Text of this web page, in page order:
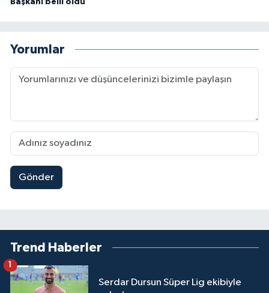
Yorumlar
Gönder
Trend Haberler
Serdar Dursun Süper Lig ekibiyle